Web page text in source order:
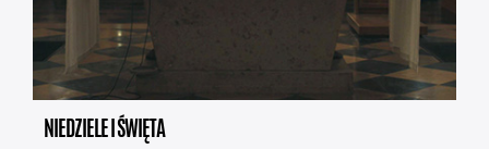
NIEDZIELE I ŚWIĘTA